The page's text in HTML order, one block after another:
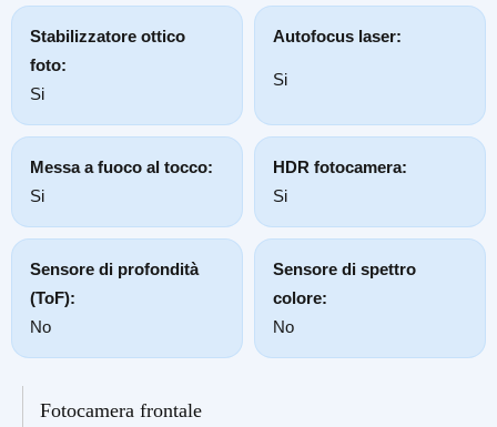
Stabilizzatore ottico
foto:
Si
Autofocus laser:
Si
Messa a fuoco al tocco:
Si
HDR fotocamera:
Si
Sensore di profondità
(ToF):
No
Sensore di spettro
colore:
No
Fotocamera frontale